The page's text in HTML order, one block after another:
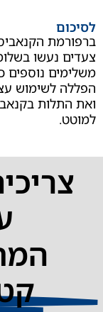
הקנאביס הלכו
נוספים כדי
עצמי
בקנאביס של